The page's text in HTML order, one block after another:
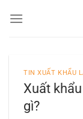
đến
TIN XUẤT KHẨU
Xuất
gì?